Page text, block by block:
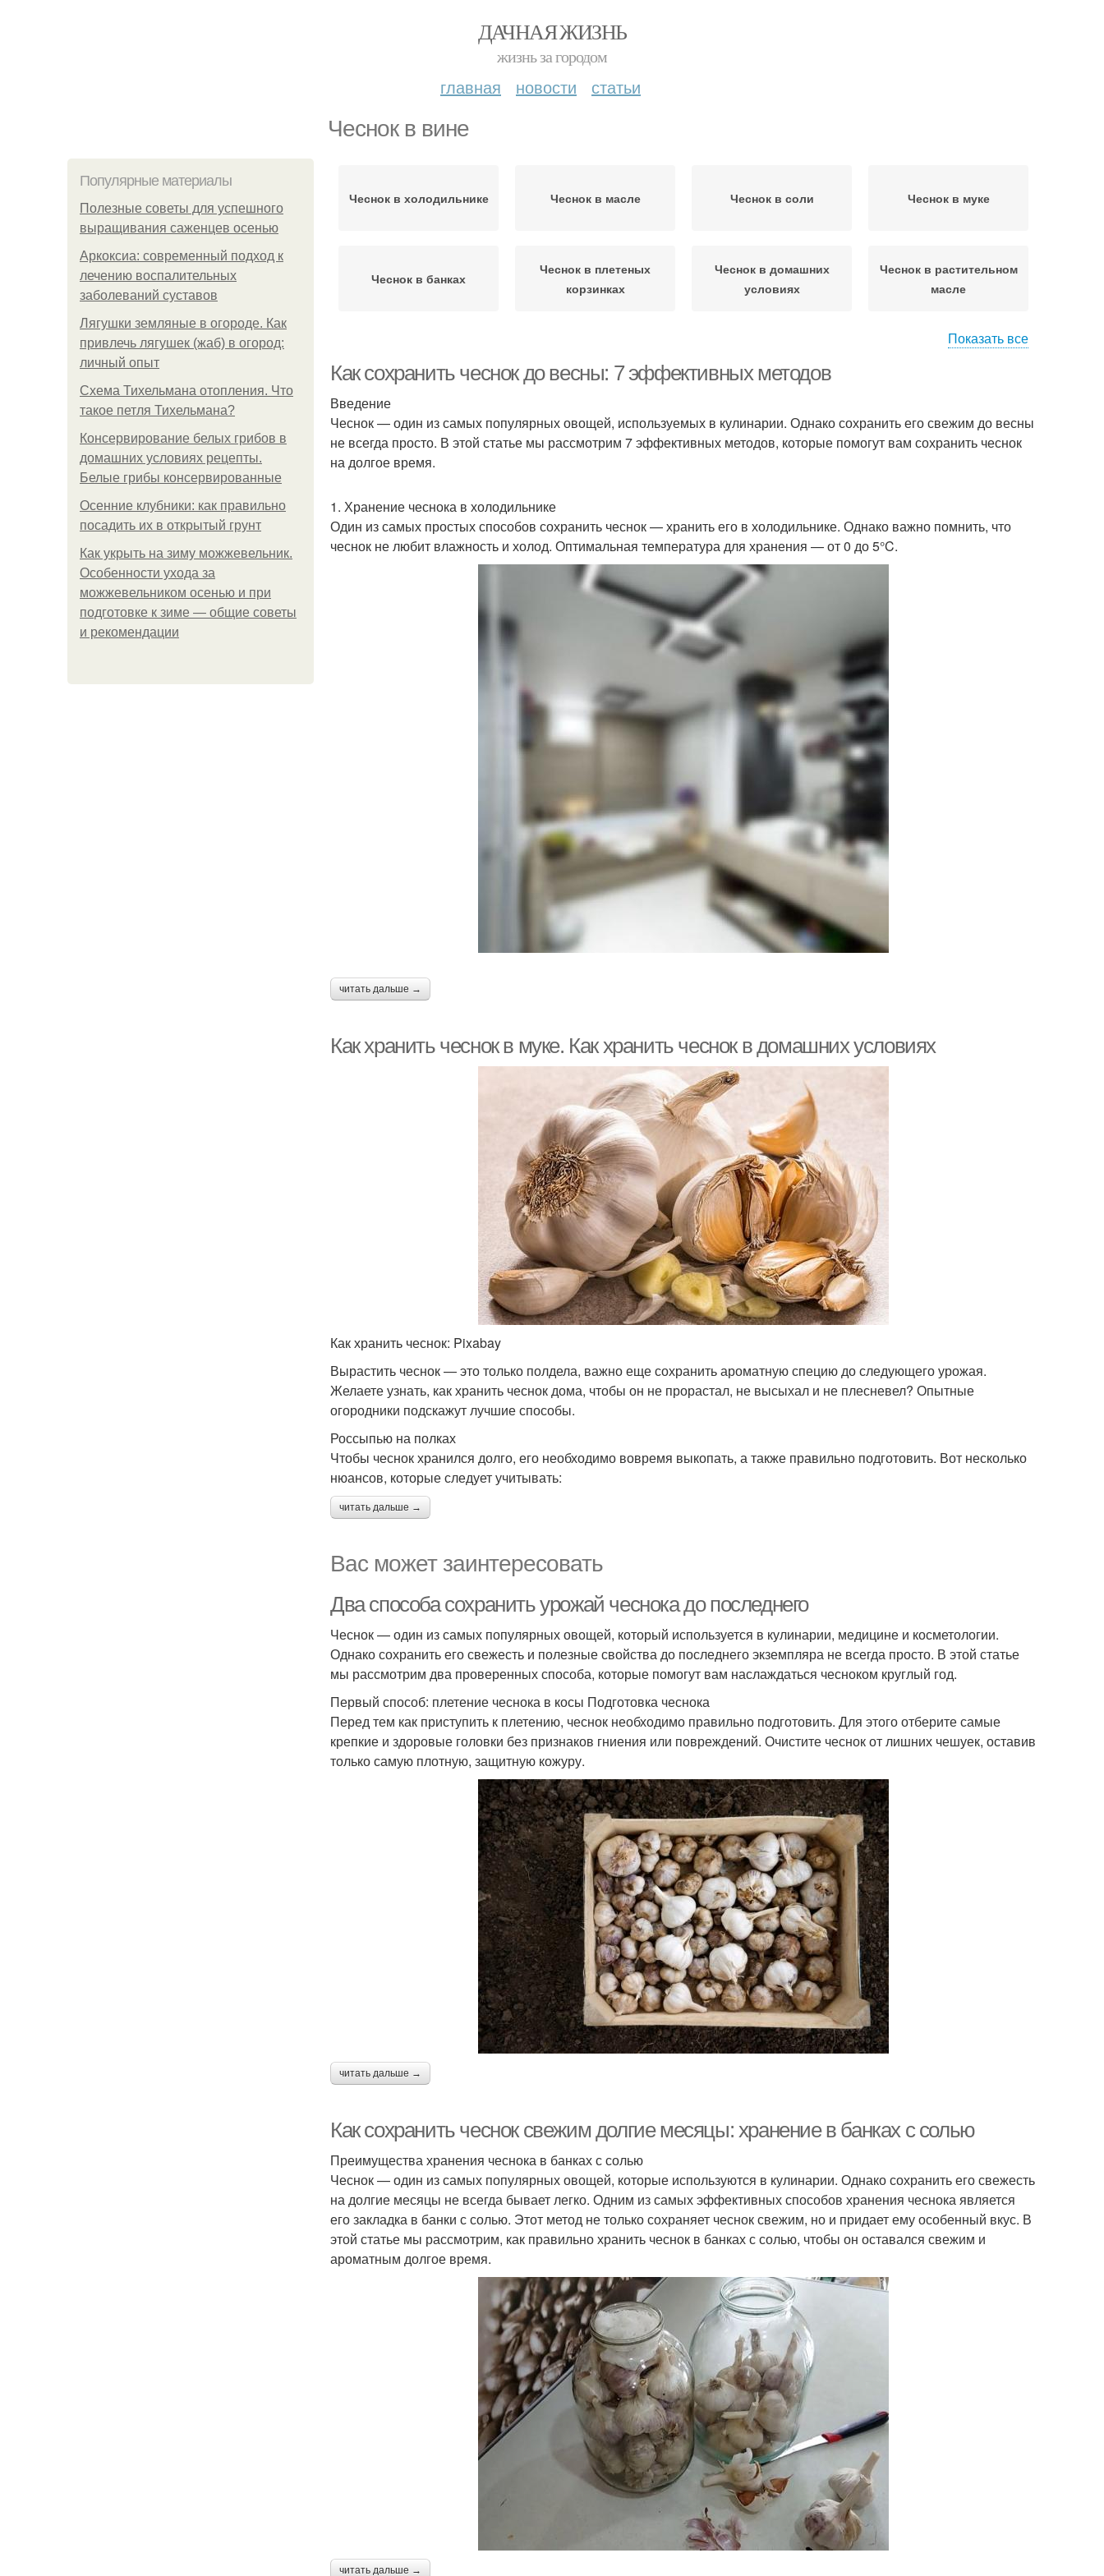
ДАЧНАЯ ЖИЗНЬ
жизнь за городом
главная новости статьи
Чеснок в вине
Популярные материалы
Полезные советы для успешного
выращивания саженцев осенью
Аркоксиа: современный подход к
лечению воспалительных
заболеваний суставов
Лягушки земляные в огороде. Как
привлечь лягушек (жаб) в огород:
личный опыт
Схема Тихельмана отопления. Что
такое петля Тихельмана?
Консервирование белых грибов в
домашних условиях рецепты.
Белые грибы консервированные
Осенние клубники: как правильно
посадить их в открытый грунт
Как укрыть на зиму можжевельник.
Особенности ухода за
можжевельником осенью и при
подготовке к зиме — общие советы
и рекомендации
Чеснок в холодильнике Чеснок в масле Чеснок в соли Чеснок в муке
Чеснок в банках
Чеснок в плетеных
корзинках
Чеснок в домашних
условиях
Чеснок в растительном
масле
Показать все
Как сохранить чеснок до весны: 7 эффективных методов
Введение
Чеснок — один из самых популярных овощей, используемых в кулинарии. Однако сохранить его свежим до весны
не всегда просто. В этой статье мы рассмотрим 7 эффективных методов, которые помогут вам сохранить чеснок
на долгое время.
1. Хранение чеснока в холодильнике
Один из самых простых способов сохранить чеснок — хранить его в холодильнике. Однако важно помнить, что
чеснок не любит влажность и холод. Оптимальная температура для хранения — от 0 до 5°C.
читать дальше →
Как хранить чеснок в муке. Как хранить чеснок в домашних условиях
Как хранить чеснок: Pixabay
Вырастить чеснок — это только полдела, важно еще сохранить ароматную специю до следующего урожая.
Желаете узнать, как хранить чеснок дома, чтобы он не прорастал, не высыхал и не плесневел? Опытные
огородники подскажут лучшие способы.
Россыпью на полках
Чтобы чеснок хранился долго, его необходимо вовремя выкопать, а также правильно подготовить. Вот несколько
нюансов, которые следует учитывать:
читать дальше →
Вас может заинтересовать
Два способа сохранить урожай чеснока до последнего
Чеснок — один из самых популярных овощей, который используется в кулинарии, медицине и косметологии.
Однако сохранить его свежесть и полезные свойства до последнего экземпляра не всегда просто. В этой статье
мы рассмотрим два проверенных способа, которые помогут вам наслаждаться чесноком круглый год.
Первый способ: плетение чеснока в косы Подготовка чеснока
Перед тем как приступить к плетению, чеснок необходимо правильно подготовить. Для этого отберите самые
крепкие и здоровые головки без признаков гниения или повреждений. Очистите чеснок от лишних чешуек, оставив
только самую плотную, защитную кожуру.
читать дальше →
Как сохранить чеснок свежим долгие месяцы: хранение в банках с солью
Преимущества хранения чеснока в банках с солью
Чеснок — один из самых популярных овощей, которые используются в кулинарии. Однако сохранить его свежесть
на долгие месяцы не всегда бывает легко. Одним из самых эффективных способов хранения чеснока является
его закладка в банки с солью. Этот метод не только сохраняет чеснок свежим, но и придает ему особенный вкус. В
этой статье мы рассмотрим, как правильно хранить чеснок в банках с солью, чтобы он оставался свежим и
ароматным долгое время.
читать дальше →